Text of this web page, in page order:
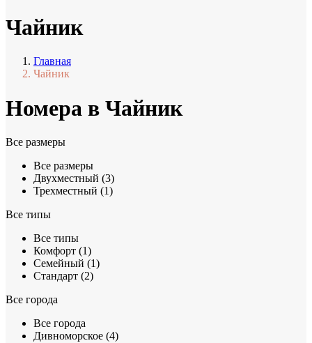
Чайник
Главная
Чайник
Номера в Чайник
Все размеры
Все размеры
Двухместный (3)
Трехместный (1)
Все типы
Все типы
Комфорт (1)
Семейный (1)
Стандарт (2)
Все города
Все города
Дивноморское (4)